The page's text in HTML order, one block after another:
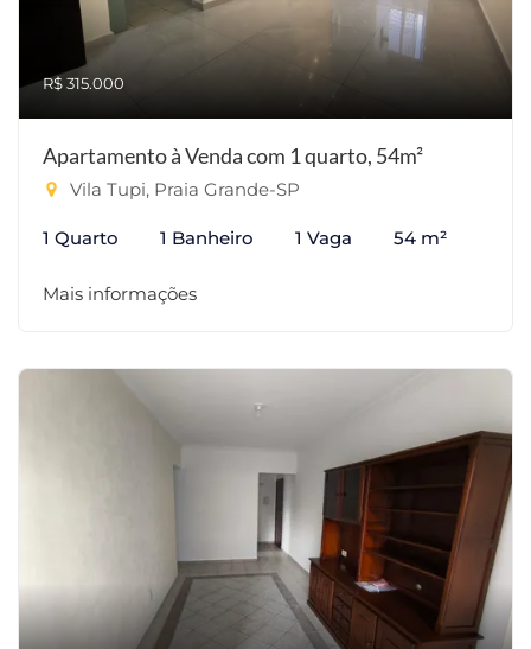
R$ 315.000
Apartamento à Venda com 1 quarto, 54m²
Vila Tupi, Praia Grande-SP
1 Quarto 1 Banheiro 1 Vaga 54 m²
Mais informações